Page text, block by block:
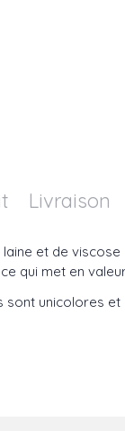
Livraison
et de
qui met en
sont unicolores